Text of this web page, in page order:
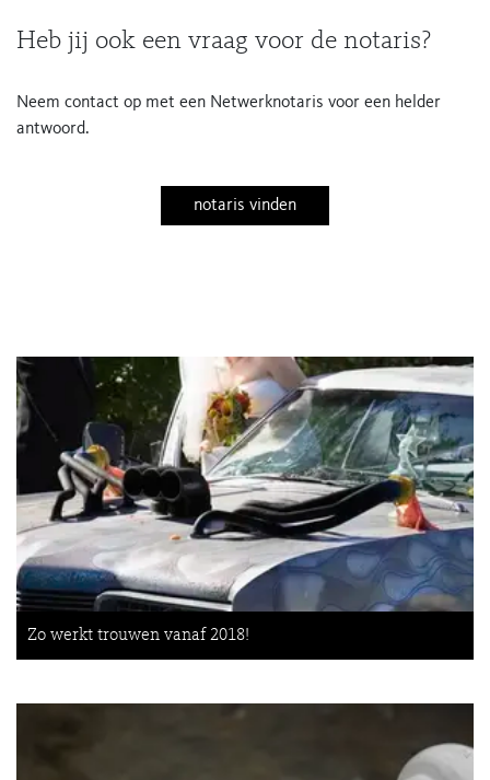
Heb jij ook een vraag voor de notaris?
Neem contact op met een Netwerknotaris voor een helder
antwoord.
notaris vinden
Zo werkt trouwen vanaf 2018!